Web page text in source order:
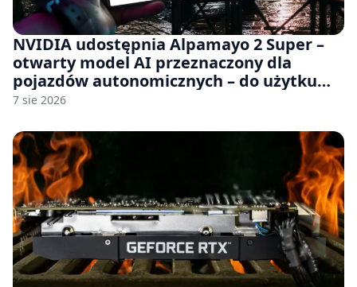
NVIDIA udostępnia Alpamayo 2 Super –
otwarty model AI przeznaczony dla
pojazdów autonomicznych – do użytku
komercyjnego
7 sie 2026